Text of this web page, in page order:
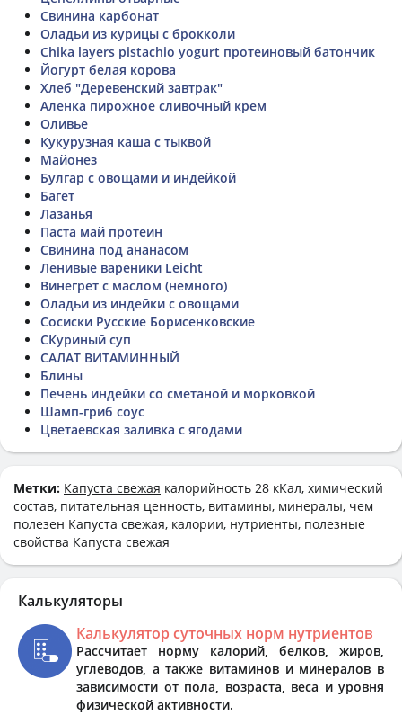
Свинина карбонат
Оладьи из курицы с брокколи
Chika layers pistachio yogurt протеиновый батончик
Йогурт белая корова
Хлеб "Деревенский завтрак"
Аленка пирожное сливочный крем
Оливье
Кукурузная каша с тыквой
Майонез
Булгар с овощами и индейкой
Багет
Лазанья
Паста май протеин
Свинина под ананасом
Ленивые вареники Leicht
Винегрет с маслом (немного)
Оладьи из индейки с овощами
Сосиски Русские Борисенковские
СКуриный суп
САЛАТ ВИТАМИННЫЙ
Блины
Печень индейки со сметаной и морковкой
Шамп-гриб соус
Цветаевская заливка с ягодами
Метки: Капуста свежая калорийность 28 кКал, химический
состав, питательная ценность, витамины, минералы, чем
полезен Капуста свежая, калории, нутриенты, полезные
свойства Капуста свежая
Калькуляторы
Калькулятор суточных норм нутриентов
Рассчитает норму калорий, белков, жиров,
углеводов, а также витаминов и минералов в
зависимости от пола, возраста, веса и уровня
физической активности.